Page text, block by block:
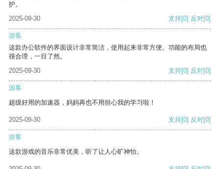
护。
2025-09-30
支持[0] 反对[0]
游客
这款办公软件的界面设计非常简洁，使用起来非常方便。功能的布局也
很合理，一目了然。
2025-09-30
支持[0] 反对[0]
游客
超级好用的加速器，妈妈再也不用担心我的学习啦！
2025-09-30 支持[0] 反对[0]
游客
这款游戏的音乐非常优美，听了让人心旷神怡。